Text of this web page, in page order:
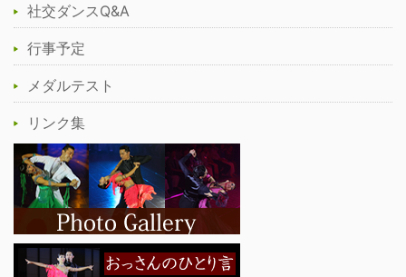
社交ダンスQ&A
行事予定
メダルテスト
リンク集